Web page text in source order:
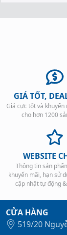
GIÁ TỐT,
Giá cực tốt và khuyến
cho hơn 1200
WEBSITE
Thông tin sản
khuyến mãi, hạn sử
cập nhật tự động
CỬA HÀNG
519/20